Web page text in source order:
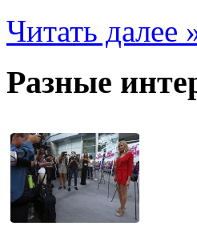
Читать далее
Разные